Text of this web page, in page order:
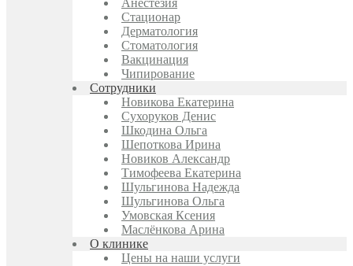
Анестезия
Стационар
Дерматология
Стоматология
Вакцинация
Чипирование
Cотрудники
Новикова Екатерина
Сухоруков Денис
Шкодина Ольга
Шепоткова Ирина
Новиков Александр
Тимофеева Екатерина
Шульгинова Надежда
Шульгинова Ольга
Умовская Ксения
Маслёнкова Арина
О клинике
Цены на наши услуги